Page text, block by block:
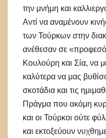
την μνήμη και
Αντί να αναμένουν
των Τούρκων στην
ανέθεσαν σε
Κουλούρη και Σία, να
καλύτερα να μας
σκοτάδια και τις
Πράγμα που ακόμη
και οι Τούρκοι ούτε
και εκτοξεύουν